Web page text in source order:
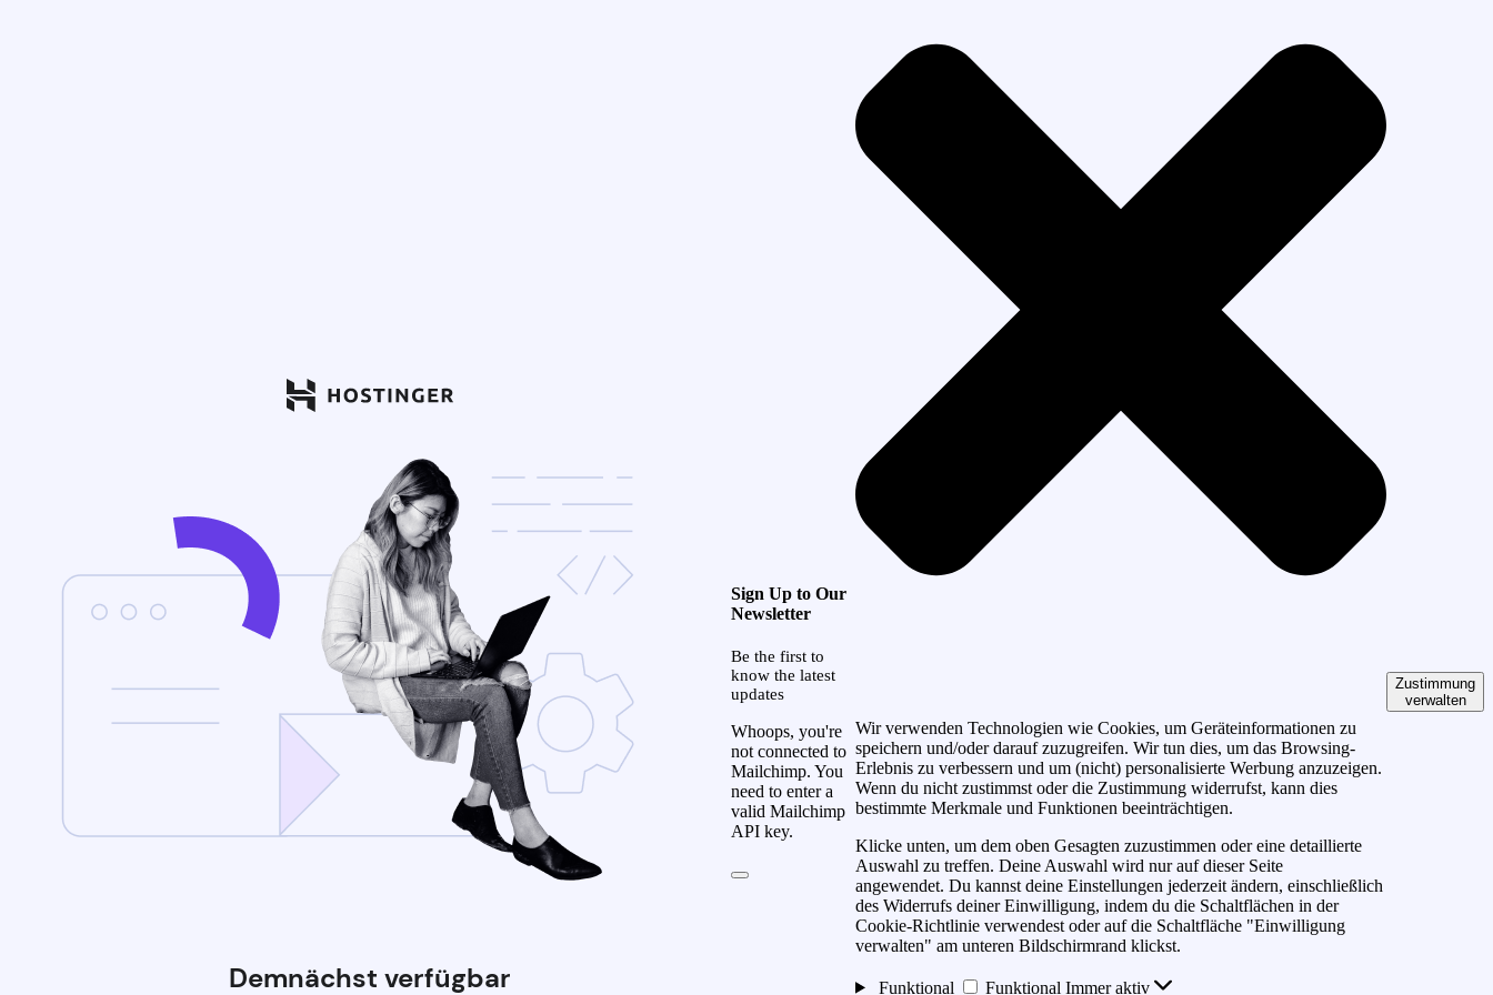
Demnächst verfügbar
Sign Up to Our
Newsletter
Be the first to
know the latest
updates
Whoops, you're
not connected to
Mailchimp. You
need to enter a
valid Mailchimp
API key.
Wir verwenden Technologien wie Cookies, um Geräteinformationen zu
speichern und/oder darauf zuzugreifen. Wir tun dies, um das Browsing-
Erlebnis zu verbessern und um (nicht) personalisierte Werbung anzuzeigen.
Wenn du nicht zustimmst oder die Zustimmung widerrufst, kann dies
bestimmte Merkmale und Funktionen beeinträchtigen.
Klicke unten, um dem oben Gesagten zuzustimmen oder eine detaillierte
Auswahl zu treffen. Deine Auswahl wird nur auf dieser Seite
angewendet. Du kannst deine Einstellungen jederzeit ändern, einschließlich
des Widerrufs deiner Einwilligung, indem du die Schaltflächen in der
Cookie-Richtlinie verwendest oder auf die Schaltfläche "Einwilligung
verwalten" am unteren Bildschirmrand klickst.
Funktional Funktional Immer aktiv
Zustimmung
verwalten